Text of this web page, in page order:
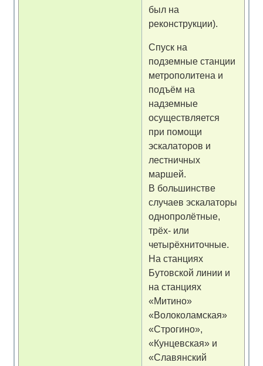
был на
реконструкции).
Спуск на
подземные станции
метрополитена и
подъём на
надземные
осуществляется
при помощи
эскалаторов и
лестничных
маршей.
В большинстве
случаев эскалаторы
однопролётные,
трёх- или
четырёхниточные.
На станциях
Бутовской линии и
на станциях
«Митино»
«Волоколамская»
«Строгино»,
«Кунцевская» и
«Славянский